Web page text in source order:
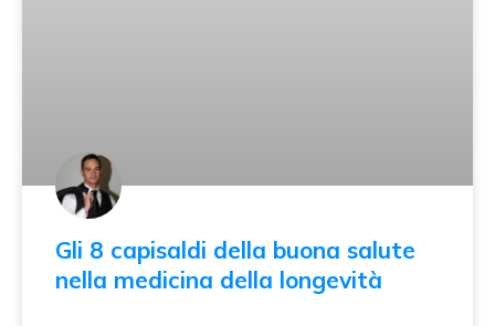
Gli 8 capisaldi della buona salute
nella medicina della longevità